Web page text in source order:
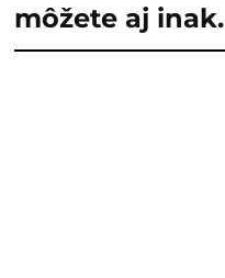
môžete aj inak.